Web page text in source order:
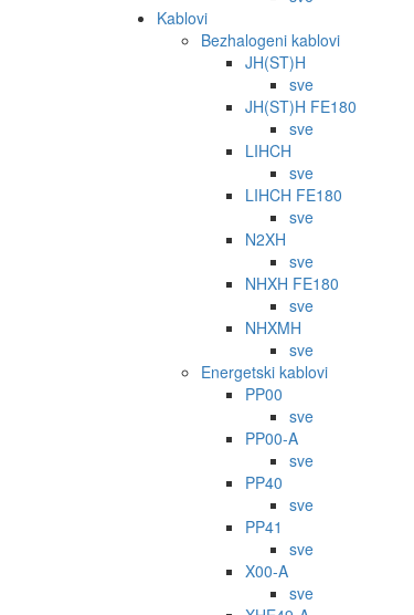
Kablovi
Bezhalogeni kablovi
JH(ST)H
sve
JH(ST)H FE180
sve
LIHCH
sve
LIHCH FE180
sve
N2XH
sve
NHXH FE180
sve
NHXMH
sve
Energetski kablovi
PP00
sve
PP00-A
sve
PP40
sve
PP41
sve
X00-A
sve